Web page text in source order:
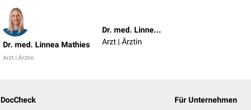
Dr. med. Linnea Mathies
Arzt | Ärztin
Dr. med. Linnea Mathies
Arzt | Ärztin
DocCheck Für Unternehmen